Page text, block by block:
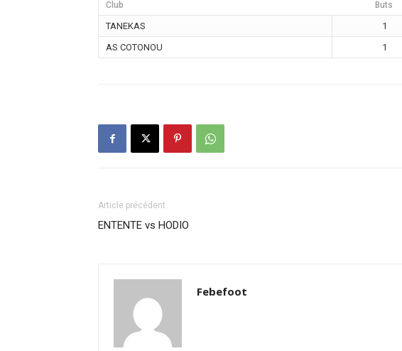
Club Buts
TANEKAS 1
AS COTONOU
1
Article précédent
ENTENTE vs HODIO
Febefoot